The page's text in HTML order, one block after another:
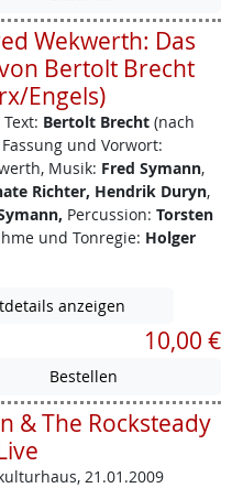
Wekwerth: Das
Bertolt Brecht
Engels)
Text: Bertolt Brecht(nach
und Vorwort:
Musik: Fred Symann,
Richter, Hendrik Duryn,
Percussion: Torsten
und Tonregie: Holger
anzeigen
10,00 €
& The Rocksteady
21.01.2009